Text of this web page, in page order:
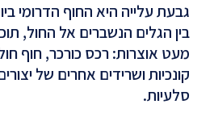
גבעת עלייה היא החוף הדרומי
בין הגלים הנשברים אל החול,
מעט אוצרות: רכס כורכר, חוף
קונכיות ושרידים אחרים של
סלעיות.